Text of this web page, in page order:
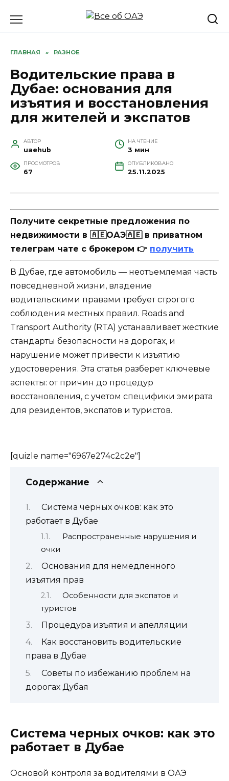
ГЛАВНАЯ » РАЗНОЕ
Водительские права в
Дубае: основания для
изъятия и восстановления
для жителей и экспатов
АВТОР
uaehub
НА ЧТЕНИЕ
3 мин
ПРОСМОТРОВ
67
ОПУБЛИКОВАНО
25.11.2025
Получите секретные предложения по
недвижимости в 🇦🇪ОАЭ🇦🇪 в приватном
телеграм чате с брокером 👉 получить
В Дубае, где автомобиль — неотъемлемая часть
повседневной жизни, владение
водительскими правами требует строгого
соблюдения местных правил. Roads and
Transport Authority (RTA) устанавливает жесткие
стандарты безопасности на дорогах, и
нарушение может привести к изъятию
удостоверения. Эта статья разберет ключевые
аспекты: от причин до процедур
восстановления, с учетом специфики эмирата
для резидентов, экспатов и туристов.
[quizle name="6967e274c2c2e"]
Содержание
Система черных очков: как это
работает в Дубае
Распространенные нарушения и
очки
Основания для немедленного
изъятия прав
Особенности для экспатов и
туристов
Процедура изъятия и апелляции
Как восстановить водительские
права в Дубае
Советы по избежанию проблем на
дорогах Дубая
Система черных очков: как это
работает в Дубае
Основой контроля за водителями в ОАЭ